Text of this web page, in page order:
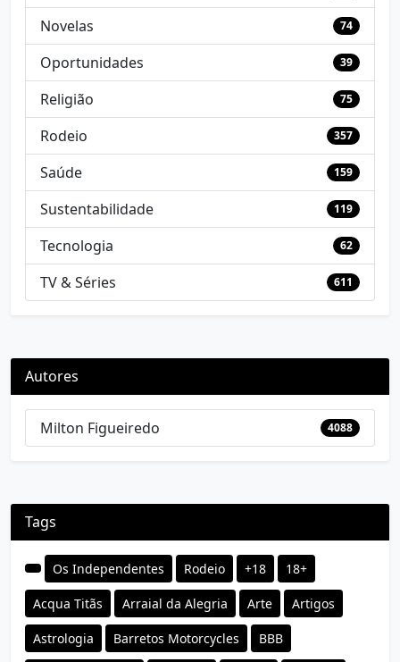
Novelas 74
Oportunidades 39
Religião 75
Rodeio 357
Saúde 159
Sustentabilidade 119
Tecnologia 62
TV & Séries 611
Autores
Milton Figueiredo 4088
Tags
Os Independentes Rodeio +18 18+
Acqua Titãs Arraial da Alegria Arte Artigos
Astrologia Barretos Motorcycles BBB